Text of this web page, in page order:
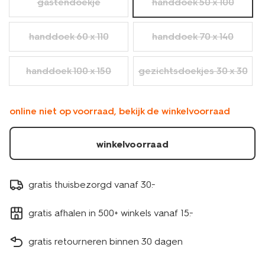
handdoek 60 x 110 handdoek 70 x 140
handdoek 100 x 150 gezichtsdoekjes 30 x 30
online niet op voorraad, bekijk de winkelvoorraad
winkelvoorraad
gratis thuisbezorgd vanaf 30.-
gratis afhalen in 500+ winkels vanaf 15.-
gratis retourneren binnen 30 dagen